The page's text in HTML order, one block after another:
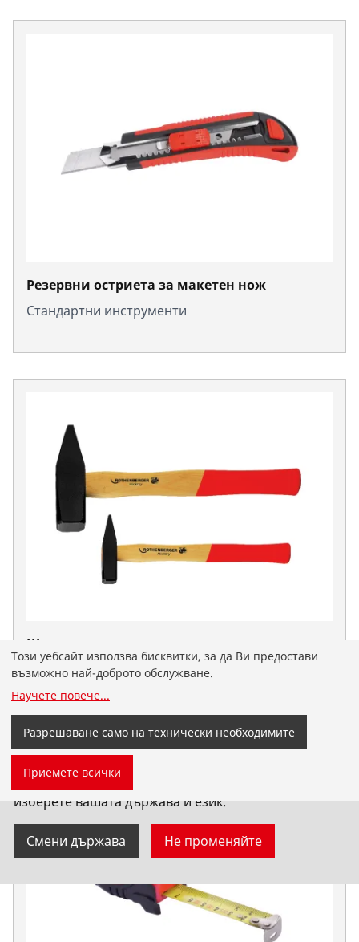
Резервни остриета за макетен нож
Стандартни инструменти
Шлосерски чук
Стандартни инструменти
ROTHENBERGER за България. Можете сами да
изберете вашата държава и език.
Смени държава Не променяйте
Този уебсайт използва бисквитки, за да Ви предостави
възможно най-доброто обслужване.
Научете повече...
Разрешаване само на технически необходимите
Приемете всички